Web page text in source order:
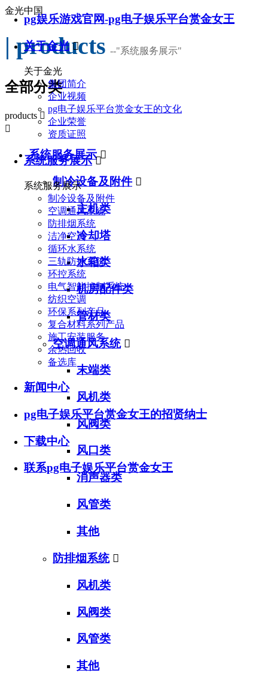
pg娱乐游戏官网-pg电子娱乐平台赏金女王
关于金光 
关于金光
集团简介
企业视频
pg电子娱乐平台赏金女王的文化
企业荣誉
资质证照
系统服务展示 
系统服务展示
制冷设备及附件
空调通风系统
防排烟系统
洁净空调
循环水系统
三轨防护系统
环控系统
电气智能控制系统
纺织空调
环保系列产品
复合材料系列产品
施工安装服务
余热回收
备选库
新闻中心
pg电子娱乐平台赏金女王的招贤纳士
下载中心
联系pg电子娱乐平台赏金女王
金光中国
| products --"系统服务展示"
全部分类
products 

系统服务展示 
制冷设备及附件 
主机类
冷却塔
水箱类
机房配件类
管材类
空调通风系统 
末端类
风机类
风阀类
风口类
消声器类
风管类
其他
防排烟系统 
风机类
风阀类
风管类
其他